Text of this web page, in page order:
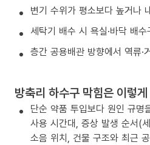
변기 수위가 평소보다 높거나
세탁기 배수 시 욕실·바닥 배
층간 공용배관 방향에서 역류·
방축리 하수구 막힘은 이렇
단순 약품 투입보다 원인 규명
사용 시간대, 증상 발생 순서(
소음 위치, 건물 구조와 최근